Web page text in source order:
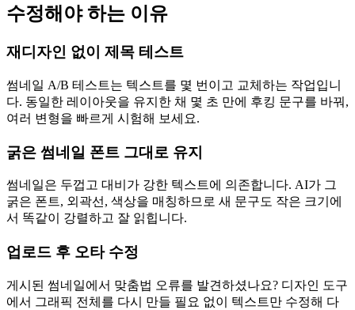
수정해야 하는 이유
재디자인 없이 제목 테스트
썸네일 A/B 테스트는 텍스트를 몇 번이고 교체하는 작업입니
다. 동일한 레이아웃을 유지한 채 몇 초 만에 후킹 문구를 바꿔,
여러 변형을 빠르게 시험해 보세요.
굵은 썸네일 폰트 그대로 유지
썸네일은 두껍고 대비가 강한 텍스트에 의존합니다. AI가 그
굵은 폰트, 외곽선, 색상을 매칭하므로 새 문구도 작은 크기에
서 똑같이 강렬하고 잘 읽힙니다.
업로드 후 오타 수정
게시된 썸네일에서 맞춤법 오류를 발견하셨나요? 디자인 도구
에서 그래픽 전체를 다시 만들 필요 없이 텍스트만 수정해 다